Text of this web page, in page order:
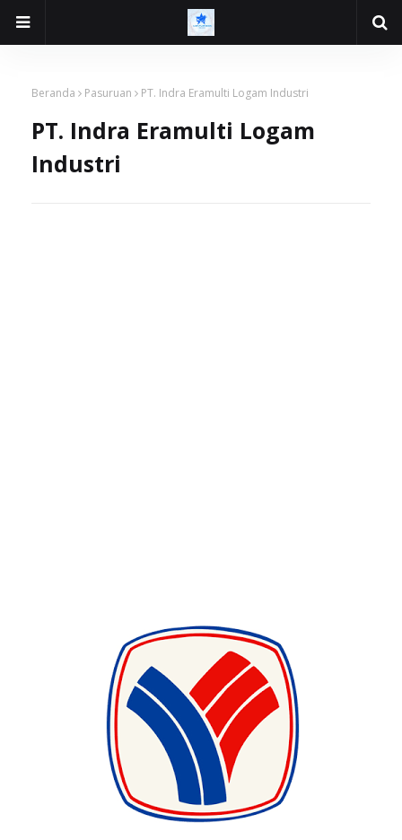
Beranda Pasuruan PT. Indra Eramulti Logam Industri
PT. Indra Eramulti Logam
Industri